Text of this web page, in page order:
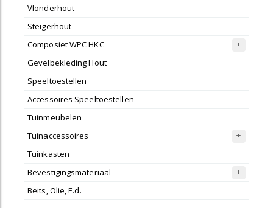
Vlonderhout
Steigerhout
Composiet WPC HKC
Gevelbekleding Hout
Speeltoestellen
Accessoires Speeltoestellen
Tuinmeubelen
Tuinaccessoires
Tuinkasten
Bevestigingsmateriaal
Beits, Olie, E.d.